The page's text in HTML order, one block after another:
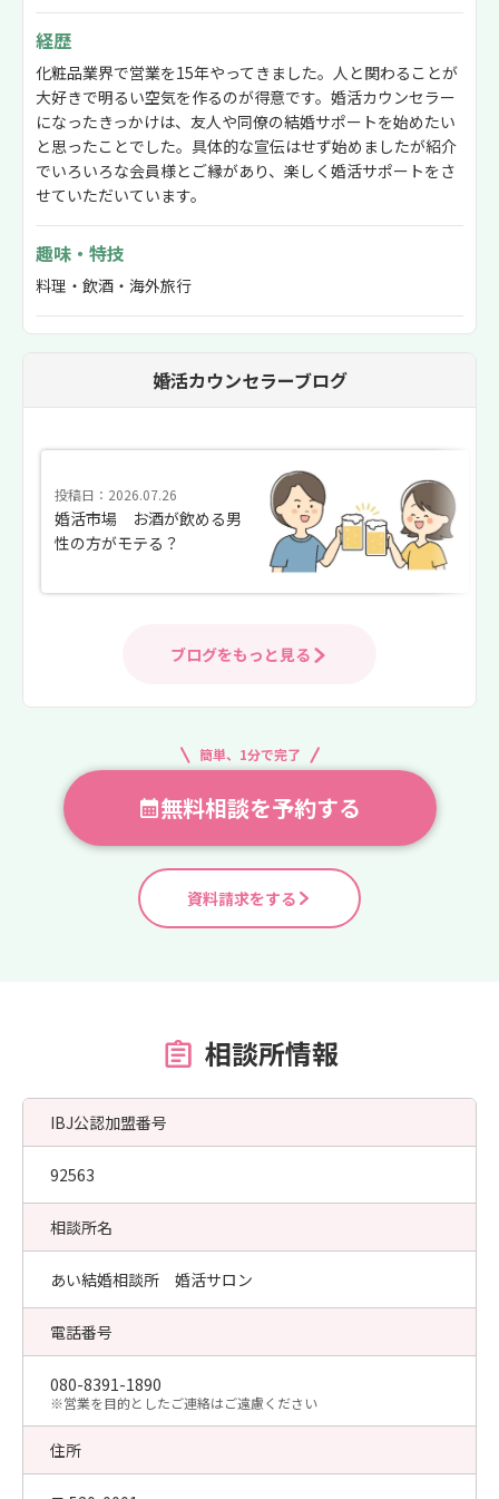
経歴
化粧品業界で営業を15年やってきました。人と関わることが
大好きで明るい空気を作るのが得意です。婚活カウンセラー
になったきっかけは、友人や同僚の結婚サポートを始めたい
と思ったことでした。具体的な宣伝はせず始めましたが紹介
でいろいろな会員様とご縁があり、楽しく婚活サポートをさ
せていただいています。
趣味・特技
料理・飲酒・海外旅行
婚活カウンセラーブログ
投稿日：2026.07.26
婚活市場 お酒が飲める男
性の方がモテる？
ブログをもっと見る
簡単、1分で完了
無料相談を予約する
資料請求をする
相談所情報
IBJ公認加盟番号
92563
相談所名
あい結婚相談所 婚活サロン
電話番号
080-8391-1890
​※営業を目的としたご連絡はご遠慮ください
住所